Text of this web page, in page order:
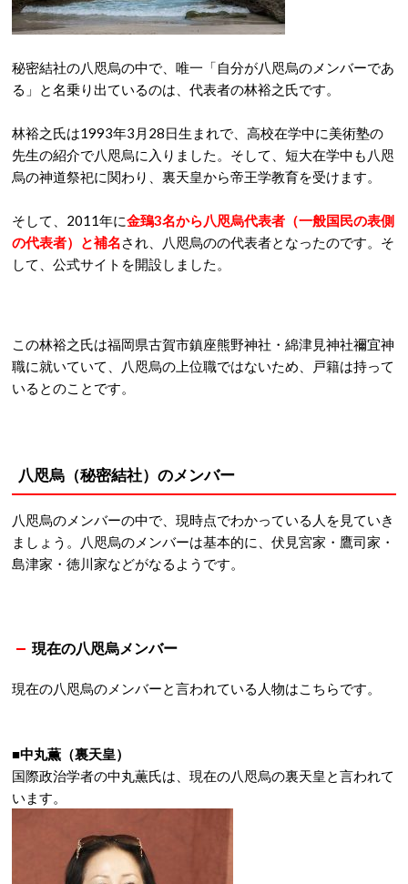
秘密結社の八咫烏の中で、唯一「自分が八咫烏のメンバーであ
る」と名乗り出ているのは、代表者の林裕之氏です。
林裕之氏は1993年3月28日生まれで、高校在学中に美術塾の
先生の紹介で八咫烏に入りました。そして、短大在学中も八咫
烏の神道祭祀に関わり、裏天皇から帝王学教育を受けます。
そして、2011年に金鵄3名から八咫烏代表者（一般国民の表側
の代表者）と補名され、八咫烏のの代表者となったのです。そ
して、公式サイトを開設しました。
この林裕之氏は福岡県古賀市鎮座熊野神社・綿津見神社禰宜神
職に就いていて、八咫烏の上位職ではないため、戸籍は持って
いるとのことです。
八咫烏（秘密結社）のメンバー
八咫烏のメンバーの中で、現時点でわかっている人を見ていき
ましょう。八咫烏のメンバーは基本的に、伏見宮家・鷹司家・
島津家・徳川家などがなるようです。
現在の八咫烏メンバー
現在の八咫烏のメンバーと言われている人物はこちらです。
■中丸薫（裏天皇）
国際政治学者の中丸薫氏は、現在の八咫烏の裏天皇と言われて
います。